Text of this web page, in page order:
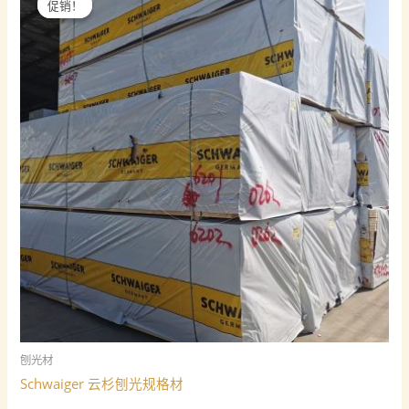
促销！
促销！
刨光材
Schwaiger 云杉刨光规格材